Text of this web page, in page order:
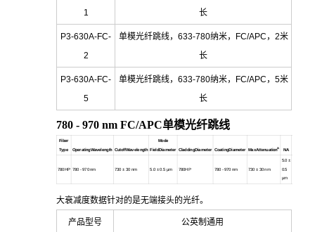
1
长
P3-630A-FC-
2
单模光纤跳线，633-780纳米，FC/APC，2米
长
P3-630A-FC-
5
单模光纤跳线，633-780纳米，FC/APC，5米
长
780 - 970 nm FC/APC单模光纤跳线
Fiber
Type
OperatingWavelength CutoffWavelength
Mode
FieldDiameter CladdingDiameter CoatingDiameter MaxAttenuationa NA
780HP 780 - 970 nm 730± 30 nm 5.0± 0.5 µm 780HP 780 - 970 nm 730± 30 nm
5.0±
0.5
µm
大衰减度数据针对的是无端接头的光纤。
产品型号 公英制通用